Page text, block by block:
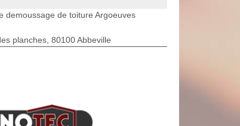
demoussage de toiture Argoeuves
planches, 80100 Abbeville